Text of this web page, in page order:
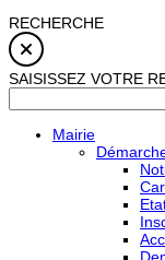
RECHERCHE
SAISISSEZ VOTRE
Mairie